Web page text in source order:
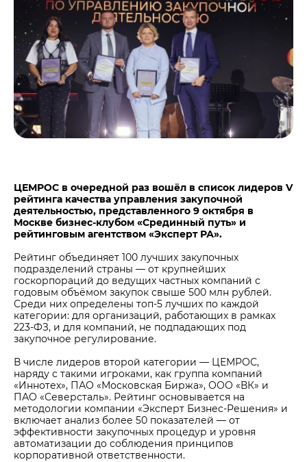
ЦЕМРОС в очередной раз вошёл в список лидеров V
рейтинга качества управления закупочной
деятельностью, представленного 9 октября в
Москве бизнес-клубом «Срединный путь» и
рейтинговым агентством «Эксперт РА».
Рейтинг объединяет 100 лучших закупочных
подразделений страны — от крупнейших
госкорпораций до ведущих частных компаний с
годовым объёмом закупок свыше 500 млн рублей.
Среди них определены топ-5 лучших по каждой
категории: для организаций, работающих в рамках
223-ФЗ, и для компаний, не подпадающих под
закупочное регулирование.
В числе лидеров второй категории — ЦЕМРОС,
наряду с такими игроками, как группа компаний
«Иннотех», ПАО «Московская Биржа», ООО «ВК» и
ПАО «Северсталь». Рейтинг основывается на
методологии компании «Эксперт Бизнес-Решения» и
включает анализ более 50 показателей — от
эффективности закупочных процедур и уровня
автоматизации до соблюдения принципов
корпоративной ответственности.
Центры дистрибуции
Реализация ТМЦ и непрофильных активов
Политика в области закупок
В помощь поставщику
Не только цемент
Люди ЦЕМРОСа
Технологии и тренды
Издание для клиентов
Аналитика цементной отрасли
Медиабанк
Контакты
Контакты для СМИ
Служба доверия